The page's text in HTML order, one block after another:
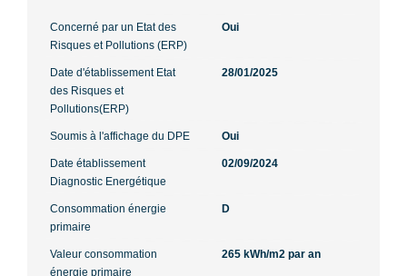
Concerné par un Etat des
Risques et Pollutions (ERP)
Oui
Date d'établissement Etat
des Risques et
Pollutions(ERP)
28/01/2025
Soumis à l'affichage du DPE Oui
Date établissement
Diagnostic Energétique
02/09/2024
Consommation énergie
primaire
D
Valeur consommation
énergie primaire
265 kWh/m2 par an